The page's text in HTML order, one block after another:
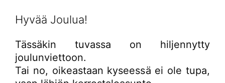
Hyvää Joulua!
Tässäkin tuvassa on hiljennytty
joulunviettoon.
Tai no, oikeastaan kyseessä ei ole tupa,